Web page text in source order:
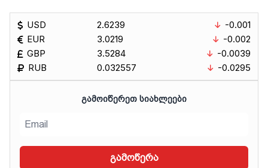
USD
EUR
GBP
RUB
2.6239
3.0219
3.5284
0.032557
-0.001
-0.002
-0.0039
-0.0295
ᲒᲐᲛᲝᲘᲬᲔᲠᲔᲗ ᲡᲘᲐᲮᲚᲔᲔᲑᲘ
გამოწერა